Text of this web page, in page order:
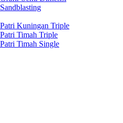
Kuningan Triple
Timah Triple
Timah Single